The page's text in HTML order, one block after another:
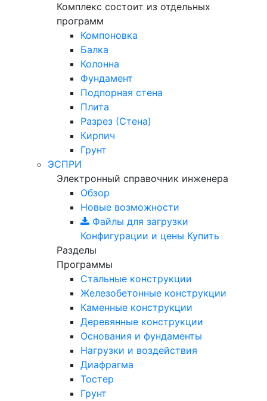
Комплекс состоит из отдельных
программ
Компоновка
Балка
Колонна
Фундамент
Подпорная стена
Плита
Разрез (Стена)
Кирпич
Грунт
ЭСПРИ
Электронный справочник инженера
Обзор
Новые возможности
Файлы для загрузки
Конфигурации и цены Купить
Разделы
Программы
Стальные конструкции
Железобетонные конструкции
Каменные конструкции
Деревянные конструкции
Основания и фундаменты
Нагрузки и воздействия
Диафрагма
Тостер
Грунт